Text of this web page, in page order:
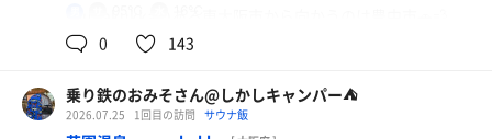
最煌ラーメンと迷ってこちらチョイスで正解🙆‍♀️
缶マッチ
やっぱりやるならサウナでしょうか…🤔🤣🤣
鶏ちゃんの下味のついた唐揚げが(ﾟдﾟ)ｳﾏｰ。これは酒が進
ｺﾞﾁｿ━(人>▽<｡)━ｻﾏﾃﾞｽ。いやいや、めっちゃうまスギち
ゃん。
まあ、こちらにしたらなんも問題ナッシングなのでINしま
奥の100えーん要らない下駄箱に靴を置いたら券売機で
豊中といえば最近大盛り上がりの服部緑地水春になるんだ
ぇとのこと……
ならどこ行くねーん、というと豊中インターの手前の庄
0 143
乗り鉄のおみそさん@しかしキャンパー⛺
2026.07.25 1回目の訪問 サウナ飯